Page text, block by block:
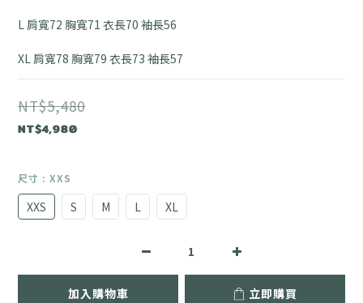
L 肩寬72 胸寬71 衣長70 袖長56
XL 肩寬78 胸寬79 衣長73 袖長57
NT$5,480
NT$4,980
尺寸 : XXS
XXS S M L XL
加入購物車 立即購買